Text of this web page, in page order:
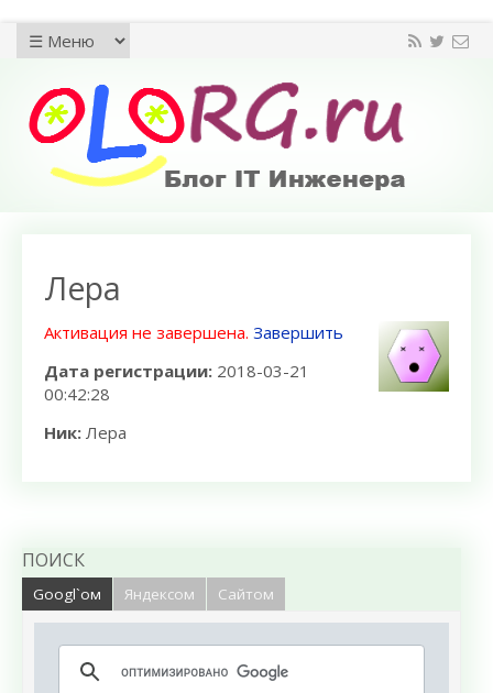
Лера
Активация не завершена. Завершить
Дата регистрации: 2018-03-21
00:42:28
Ник: Лера
ПОИСК
Googl`ом Яндексом Сайтом